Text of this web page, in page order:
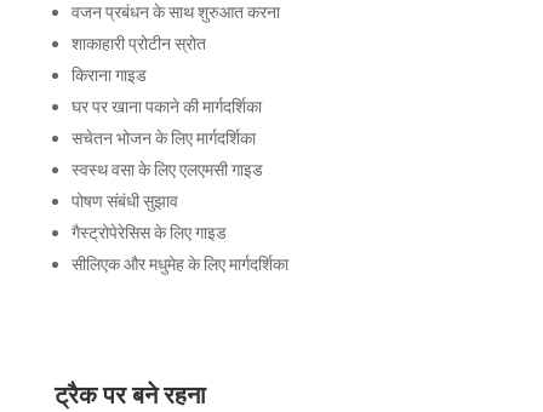
वजन प्रबंधन के साथ शुरुआत करना
शाकाहारी प्रोटीन स्रोत
किराना गाइड
घर पर खाना पकाने की मार्गदर्शिका
सचेतन भोजन के लिए मार्गदर्शिका
स्वस्थ वसा के लिए एलएमसी गाइड
पोषण संबंधी सुझाव
गैस्ट्रोपेरेसिस के लिए गाइड
सीलिएक और मधुमेह के लिए मार्गदर्शिका
ट्रैक पर बने रहना